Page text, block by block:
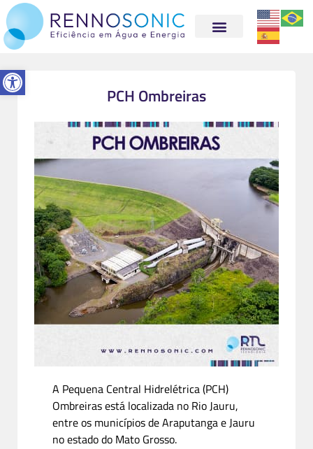
Abrir a barra de ferramentas
PCH Ombreiras
A Pequena Central Hidrelétrica (PCH)
Ombreiras está localizada no Rio Jauru,
entre os municípios de Araputanga e Jauru
no estado do Mato Grosso.